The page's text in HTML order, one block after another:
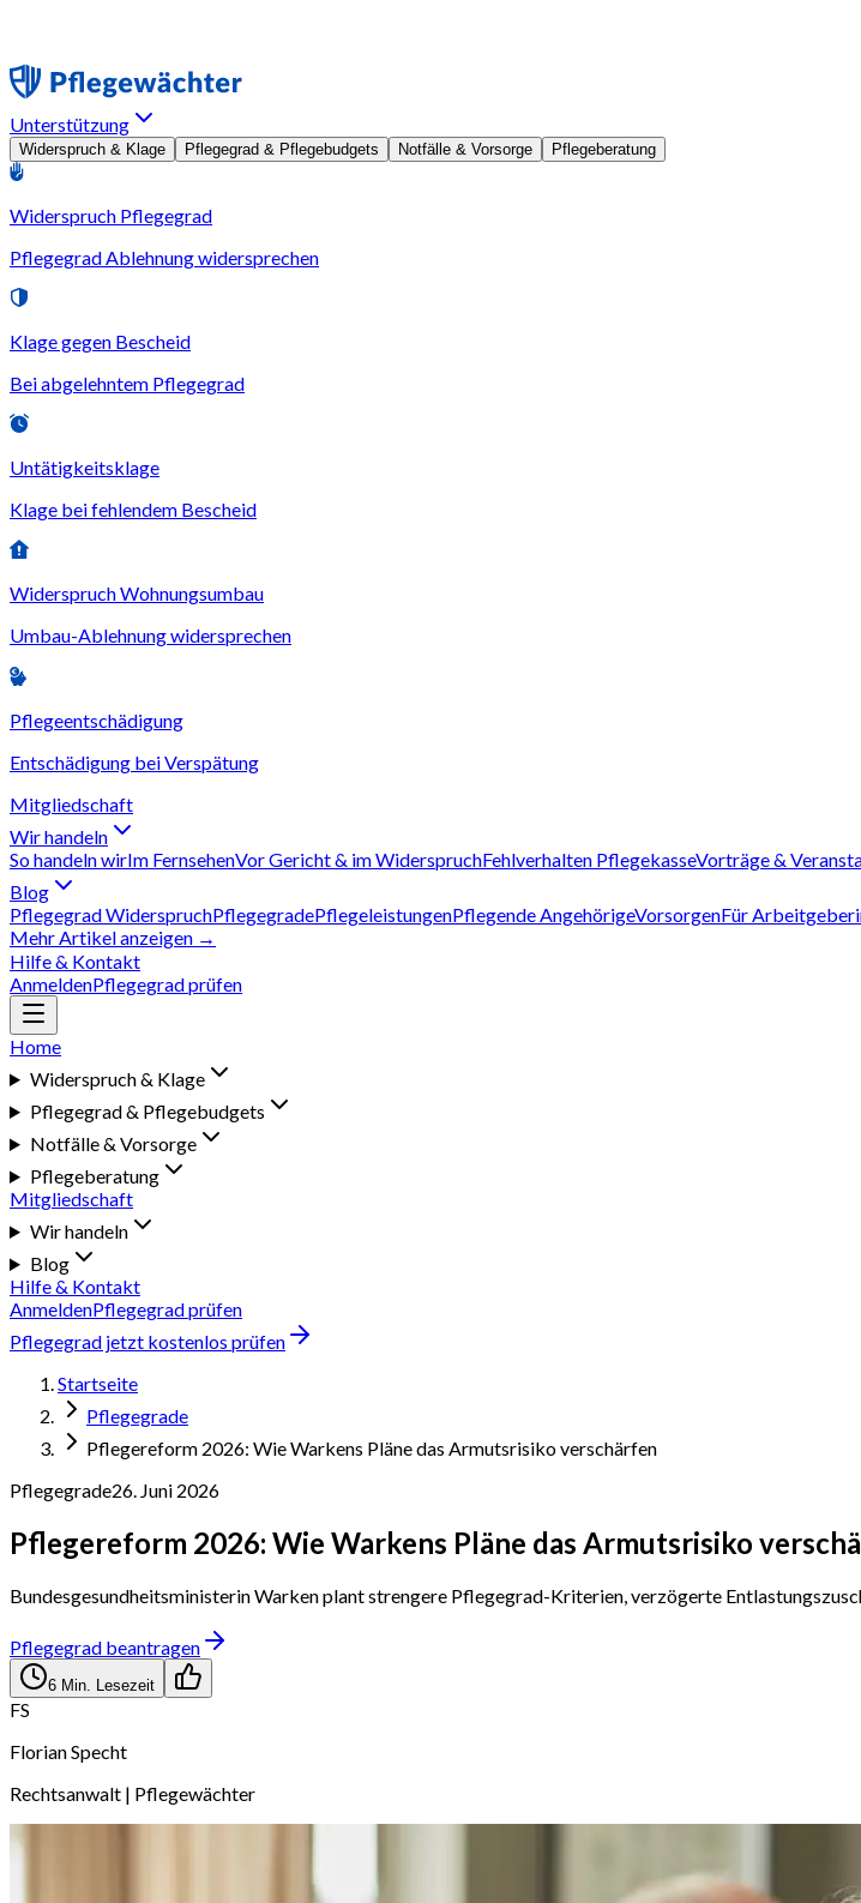
Unterstützung
Widerspruch & Klage Pflegegrad & Pflegebudgets Notfälle & Vorsorge Pflegeberatung
Widerspruch Pflegegrad
Pflegegrad Ablehnung widersprechen
Klage gegen Bescheid
Bei abgelehntem Pflegegrad
Untätigkeitsklage
Klage bei fehlendem Bescheid
Widerspruch Wohnungsumbau
Umbau-Ablehnung widersprechen
Pflegeentschädigung
Entschädigung bei Verspätung
Mitgliedschaft
Wir handeln
So handeln wirIm FernsehenVor Gericht & im WiderspruchFehlverhalten PflegekasseVorträge &
Blog
Pflegegrad WiderspruchPflegegradePflegeleistungenPflegende AngehörigeVorsorgenFür
Mehr Artikel anzeigen →
Hilfe & Kontakt
AnmeldenPflegegrad prüfen
Home
Widerspruch & Klage
Pflegegrad & Pflegebudgets
Notfälle & Vorsorge
Pflegeberatung
Mitgliedschaft
Wir handeln
Blog
Hilfe & Kontakt
AnmeldenPflegegrad prüfen
Pflegegrad jetzt kostenlos prüfen
Startseite
Pflegegrade
Pflegereform 2026: Wie Warkens Pläne das Armutsrisiko verschärfen
Pflegegrade26. Juni 2026
Pflegereform 2026: Wie Warkens Pläne das Armutsrisiko
Bundesgesundheitsministerin Warken plant strengere Pflegegrad-Kriterien, verzögerte
Pflegegrad beantragen
6 Min. Lesezeit
FS
Florian Specht
Rechtsanwalt | Pflegewächter